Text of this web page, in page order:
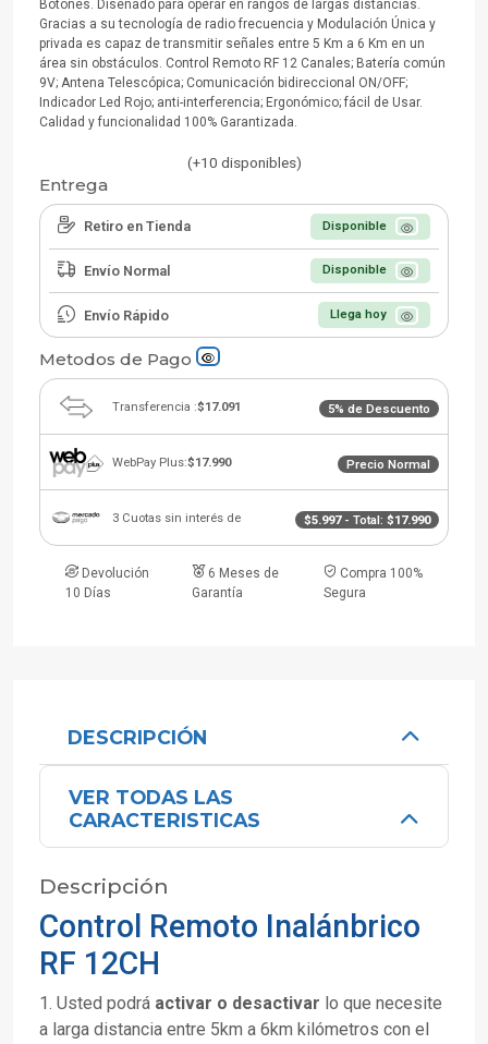
Botones. Diseñado para operar en rangos de largas distancias.
Gracias a su tecnología de radio frecuencia y Modulación Única y
privada es capaz de transmitir señales entre 5 Km a 6 Km en un
área sin obstáculos. Control Remoto RF 12 Canales; Batería común
9V; Antena Telescópica; Comunicación bidireccional ON/OFF;
Indicador Led Rojo; anti-interferencia; Ergonómico; fácil de Usar.
Calidad y funcionalidad 100% Garantizada.
(+10 disponibles)
Entrega
Retiro en Tienda Disponible
Envío Normal Disponible
Envío Rápido Llega hoy
Metodos de Pago
Transferencia :$17.091 5% de Descuento
WebPay Plus:$17.990 Precio Normal
3 Cuotas sin interés de $5.997- Total: $17.990
Devolución
10 Días
6 Meses de
Garantía
Compra 100%
Segura
DESCRIPCIÓN
VER TODAS LAS
CARACTERISTICAS
Descripción
Control Remoto Inalánbrico
RF 12CH
1. Usted podrá activar o desactivar lo que necesite
a larga distancia entre 5km a 6km kilómetros con el